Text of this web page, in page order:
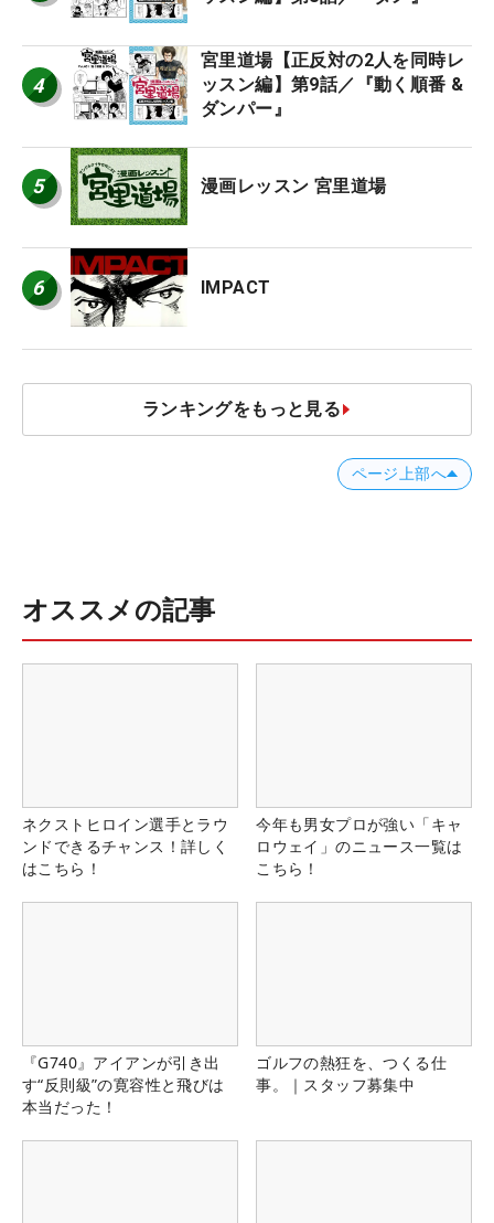
4
宮里道場【正反対の2人を同時レ
ッスン編】第9話／『動く順番 &
ダンパー』
5 漫画レッスン 宮里道場
6 IMPACT
ランキングをもっと見る
ページ上部へ
オススメの記事
ネクストヒロイン選手とラウ
ンドできるチャンス！詳しく
はこちら！
今年も男女プロが強い「キャ
ロウェイ」のニュース一覧は
こちら！
『G740』アイアンが引き出
す“反則級”の寛容性と飛びは
本当だった！
ゴルフの熱狂を、つくる仕
事。｜スタッフ募集中